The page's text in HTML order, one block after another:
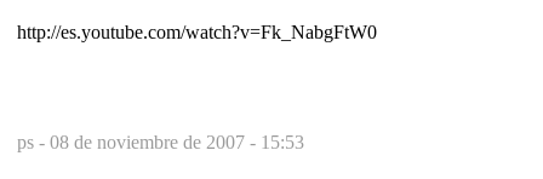
http://es.youtube.com/watch?v=Fk_NabgFtW0
ps - 08 de noviembre de 2007 - 15:53